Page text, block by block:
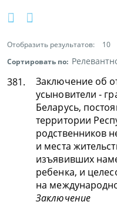
Отобразить результатов: 10
Сортировать по:
381.
Заключение об
усыновители -
Беларусь,
территории
родственников
и места
изъявивших
ребенка, и
на
Заключение